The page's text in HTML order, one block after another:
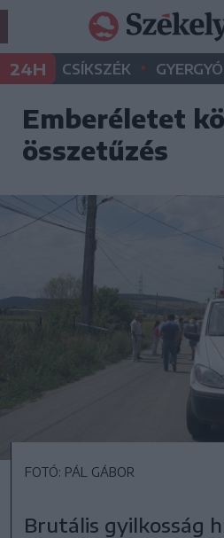
24H CSÍKSZÉK •
Emberéletet
összetűzés
FOTÓ: PÁL GÁBOR
Brutális gyilkosság